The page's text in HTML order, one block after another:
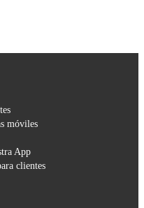
móviles
App
clientes